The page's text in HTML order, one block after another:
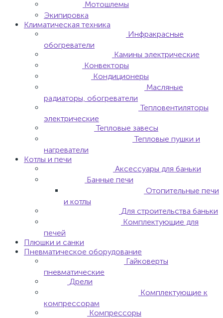
Мотошлемы
Экипировка
Климатическая техника
Инфракрасные
обогреватели
Камины электрические
Конвекторы
Кондиционеры
Масляные
радиаторы, обогреватели
Тепловентиляторы
электрические
Тепловые завесы
Тепловые пушки и
нагреватели
Котлы и печи
Аксессуары для баньки
Банные печи
Отопительные печи
и котлы
Для строительства баньки
Комплектующие для
печей
Плюшки и санки
Пневматическое оборудование
Гайковерты
пневматические
Дрели
Комплектующие к
компрессорам
Компрессоры